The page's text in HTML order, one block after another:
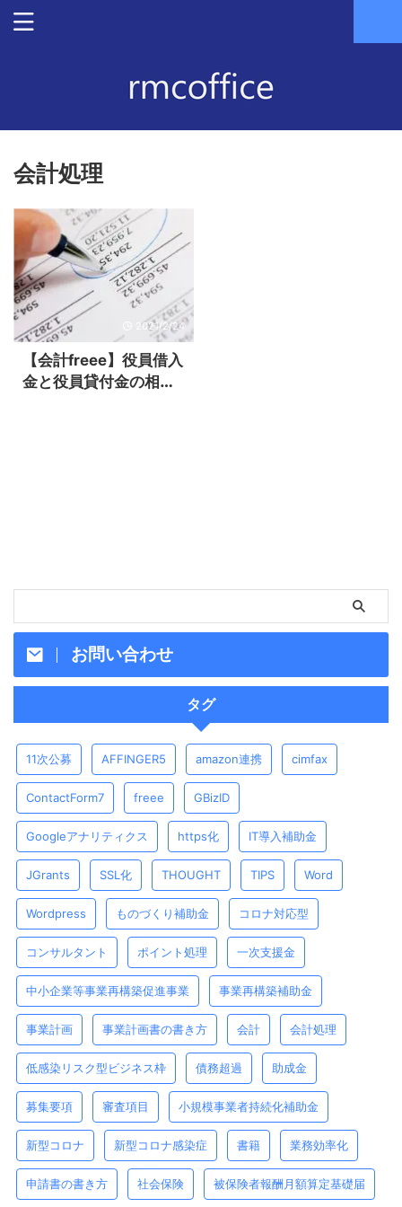
会計処理
2021/2/24
【会計freee】役員借入
金と役員貸付金の相殺
お問い合わせ
タグ
11次公募 AFFINGER5 amazon連携 cimfax
ContactForm7 freee GBizID
Googleアナリティクス https化 IT導入補助金
JGrants SSL化 THOUGHT TIPS Word
Wordpress ものづくり補助金 コロナ対応型
コンサルタント ポイント処理 一次支援金
中⼩企業等事業再構築促進事業 事業再構築補助金
事業計画 事業計画書の書き方 会計 会計処理
低感染リスク型ビジネス枠 債務超過 助成金
募集要項 審査項目 小規模事業者持続化補助金
新型コロナ 新型コロナ感染症 書籍 業務効率化
申請書の書き方 社会保険 被保険者報酬月額算定基礎届